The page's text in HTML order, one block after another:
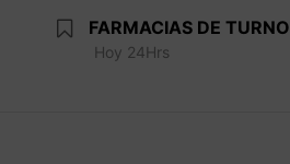
FARMACIAS DE TURNO
Hoy 24Hrs